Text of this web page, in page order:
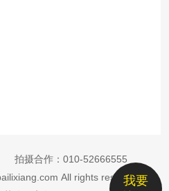
我要
拍摄合作： 010-52666555
All rights reserved